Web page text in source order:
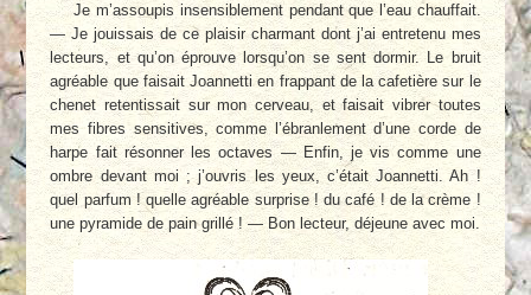
Je m’assoupis insensiblement pendant que l’eau chauffait.
— Je jouissais de ce plaisir charmant dont j’ai entretenu mes
lecteurs, et qu’on éprouve lorsqu’on se sent dormir. Le bruit
agréable que faisait Joannetti en frappant de la cafetière sur le
chenet retentissait sur mon cerveau, et faisait vibrer toutes
mes fibres sensitives, comme l’ébranlement d’une corde de
harpe fait résonner les octaves — Enfin, je vis comme une
ombre devant moi ; j’ouvris les yeux, c’était Joannetti. Ah !
quel parfum ! quelle agréable surprise ! du café ! de la crème !
une pyramide de pain grillé ! — Bon lecteur, déjeune avec moi.